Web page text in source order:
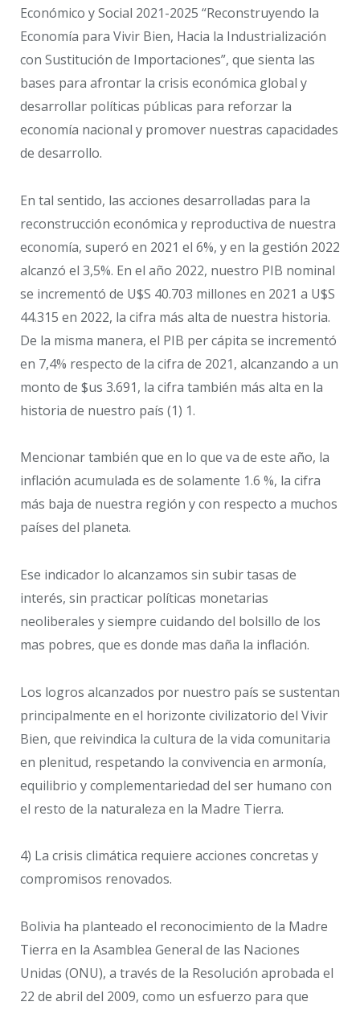
Económico y Social 2021-2025 “Reconstruyendo la
Economía para Vivir Bien, Hacia la Industrialización
con Sustitución de Importaciones”, que sienta las
bases para afrontar la crisis económica global y
desarrollar políticas públicas para reforzar la
economía nacional y promover nuestras capacidades
de desarrollo.
En tal sentido, las acciones desarrolladas para la
reconstrucción económica y reproductiva de nuestra
economía, superó en 2021 el 6%, y en la gestión 2022
alcanzó el 3,5%. En el año 2022, nuestro PIB nominal
se incrementó de U$S 40.703 millones en 2021 a U$S
44.315 en 2022, la cifra más alta de nuestra historia.
De la misma manera, el PIB per cápita se incrementó
en 7,4% respecto de la cifra de 2021, alcanzando a un
monto de $us 3.691, la cifra también más alta en la
historia de nuestro país (1) 1.
Mencionar también que en lo que va de este año, la
inflación acumulada es de solamente 1.6 %, la cifra
más baja de nuestra región y con respecto a muchos
países del planeta.
Ese indicador lo alcanzamos sin subir tasas de
interés, sin practicar políticas monetarias
neoliberales y siempre cuidando del bolsillo de los
mas pobres, que es donde mas daña la inflación.
Los logros alcanzados por nuestro país se sustentan
principalmente en el horizonte civilizatorio del Vivir
Bien, que reivindica la cultura de la vida comunitaria
en plenitud, respetando la convivencia en armonía,
equilibrio y complementariedad del ser humano con
el resto de la naturaleza en la Madre Tierra.
4) La crisis climática requiere acciones concretas y
compromisos renovados.
Bolivia ha planteado el reconocimiento de la Madre
Tierra en la Asamblea General de las Naciones
Unidas (ONU), a través de la Resolución aprobada el
22 de abril del 2009, como un esfuerzo para que